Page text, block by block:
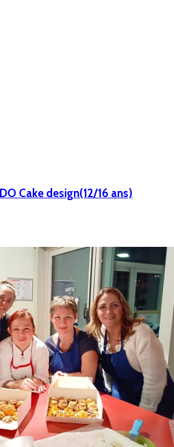
Cake design(12/16 ans)